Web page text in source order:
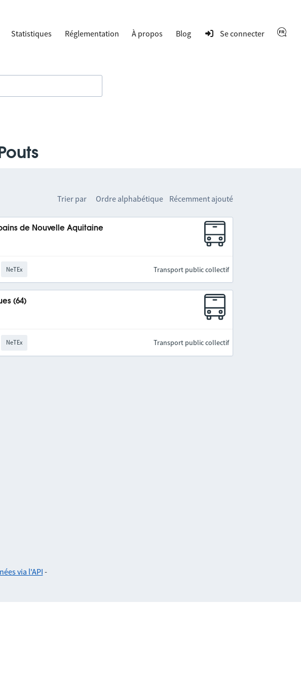
Statistiques Réglementation À propos Blog Se connecter
Trier par Ordre alphabétique Récemment ajouté
de Nouvelle Aquitaine
NeTEx Transport public collectif
(64)
NeTEx Transport public collectif
via l'API -